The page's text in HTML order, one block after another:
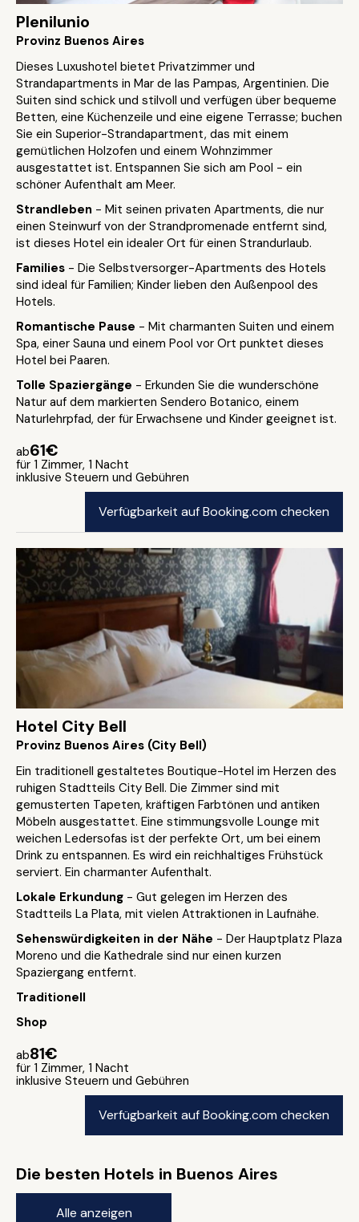
Plenilunio
Provinz Buenos Aires
Dieses Luxushotel bietet Privatzimmer und
Strandapartments in Mar de las Pampas, Argentinien. Die
Suiten sind schick und stilvoll und verfügen über bequeme
Betten, eine Küchenzeile und eine eigene Terrasse; buchen
Sie ein Superior-Strandapartment, das mit einem
gemütlichen Holzofen und einem Wohnzimmer
ausgestattet ist. Entspannen Sie sich am Pool - ein
schöner Aufenthalt am Meer.
Strandleben - Mit seinen privaten Apartments, die nur
einen Steinwurf von der Strandpromenade entfernt sind,
ist dieses Hotel ein idealer Ort für einen Strandurlaub.
Families - Die Selbstversorger-Apartments des Hotels
sind ideal für Familien; Kinder lieben den Außenpool des
Hotels.
Romantische Pause - Mit charmanten Suiten und einem
Spa, einer Sauna und einem Pool vor Ort punktet dieses
Hotel bei Paaren.
Tolle Spaziergänge - Erkunden Sie die wunderschöne
Natur auf dem markierten Sendero Botanico, einem
Naturlehrpfad, der für Erwachsene und Kinder geeignet ist.
ab61€
für 1 Zimmer, 1 Nacht
inklusive Steuern und Gebühren
Verfügbarkeit auf Booking.com checken
Hotel City Bell
Provinz Buenos Aires (City Bell)
Ein traditionell gestaltetes Boutique-Hotel im Herzen des
ruhigen Stadtteils City Bell. Die Zimmer sind mit
gemusterten Tapeten, kräftigen Farbtönen und antiken
Möbeln ausgestattet. Eine stimmungsvolle Lounge mit
weichen Ledersofas ist der perfekte Ort, um bei einem
Drink zu entspannen. Es wird ein reichhaltiges Frühstück
serviert. Ein charmanter Aufenthalt.
Lokale Erkundung - Gut gelegen im Herzen des
Stadtteils La Plata, mit vielen Attraktionen in Laufnähe.
Sehenswürdigkeiten in der Nähe - Der Hauptplatz Plaza
Moreno und die Kathedrale sind nur einen kurzen
Spaziergang entfernt.
Traditionell
Shop
ab81€
für 1 Zimmer, 1 Nacht
inklusive Steuern und Gebühren
Verfügbarkeit auf Booking.com checken
Die besten Hotels in Buenos Aires
Alle anzeigen